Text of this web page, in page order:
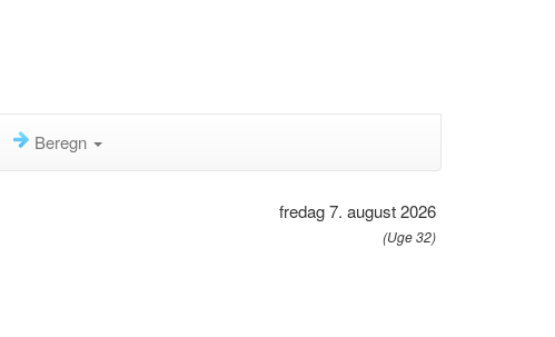
Beregn
fredag 7. august 2026
(Uge 32)